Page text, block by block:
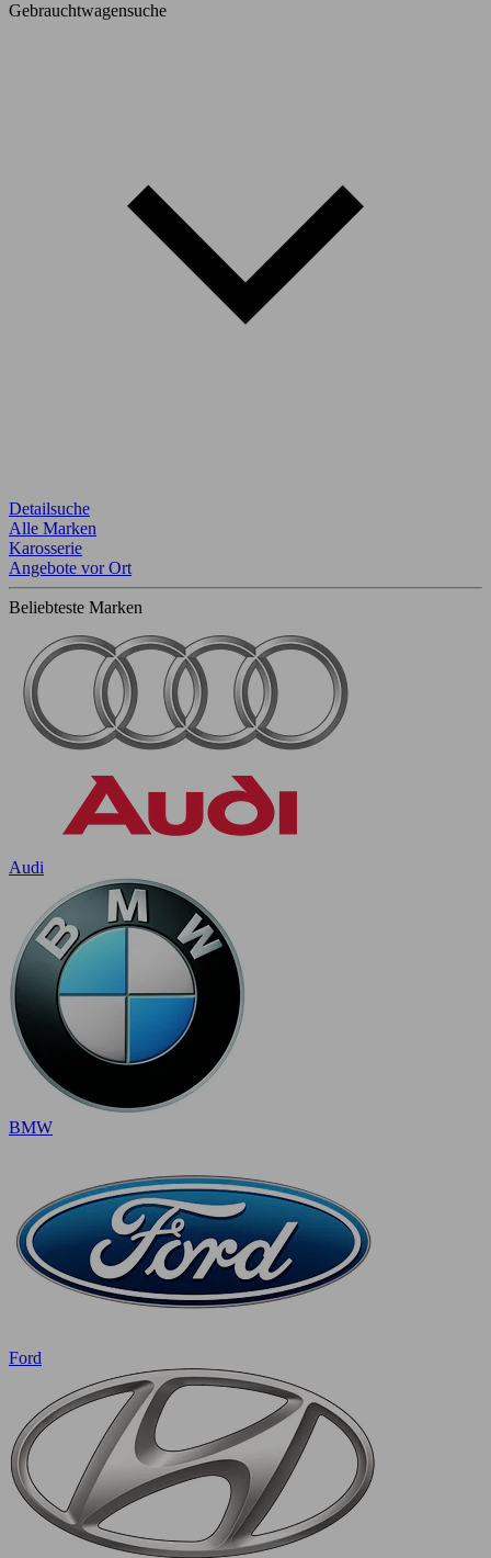
Gebrauchtwagensuche
Detailsuche
Alle Marken
Karosserie
Angebote vor Ort
Beliebteste Marken
Audi
BMW
Ford